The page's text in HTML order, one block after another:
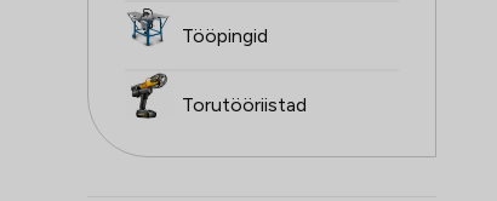
Tööpingid
Torutööriistad